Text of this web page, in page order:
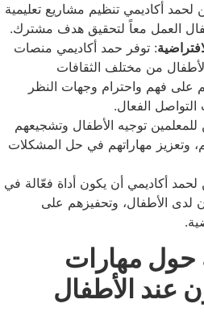
لحمد أكاديمي تنظيم مشاريع تعليمية
العمل معاً لتحقيق هدف مشترك.
: توفر حمد أكاديمي منصات
من مختلف الثقافات
على فهم واحترام وجهات النظر
التواصل الفعال.
توجيه الأطفال وتشجيعهم
وتعزيز مهاراتهم في حل المشكلات
أكاديمي أن يكون أداة فعّالة في
لدى الأطفال، وتحفيزهم على
حول مهارات
عند الأطفال